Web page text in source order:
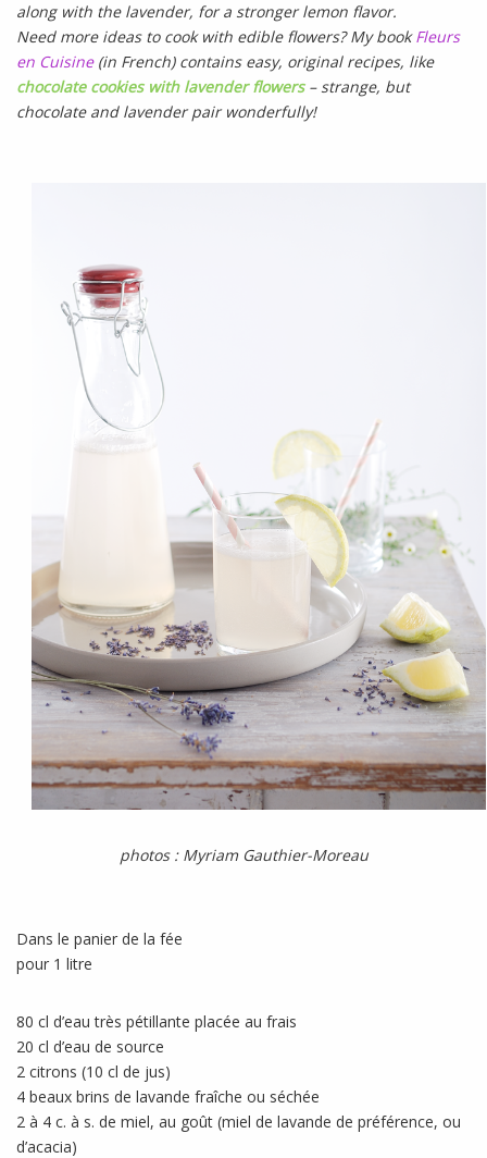
along with the lavender, for a stronger lemon flavor.
Need more ideas to cook with edible flowers? My bookFleurs
en Cuisine(in French) contains easy, original recipes, like
chocolate cookies with lavender flowers– strange, but
chocolate and lavender pair wonderfully!
photos : Myriam Gauthier-Moreau
Dans le panier de la fée
pour 1 litre
80 cl d’eau très pétillante placée au frais
20 cl d’eau de source
2 citrons (10 cl de jus)
4 beaux brins de lavande fraîche ou séchée
2 à 4 c. à s. de miel, au goût (miel de lavande de préférence, ou
d’acacia)